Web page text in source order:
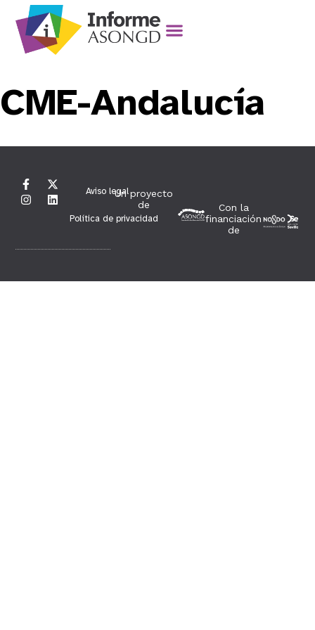
CME-Andalucía
Aviso legal
Política de privacidad
Un proyecto
de
Con la
financiación
de